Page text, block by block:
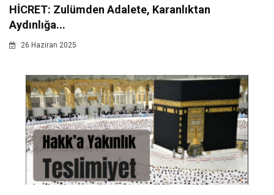
HİCRET: Zulümden Adalete, Karanlıktan
Aydınlığa...
26 Haziran 2025